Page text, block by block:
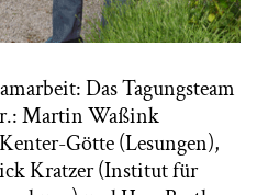
Das Tagungsteam
Martin Waßink
Götte (Lesungen),
Kratzer (Institut für